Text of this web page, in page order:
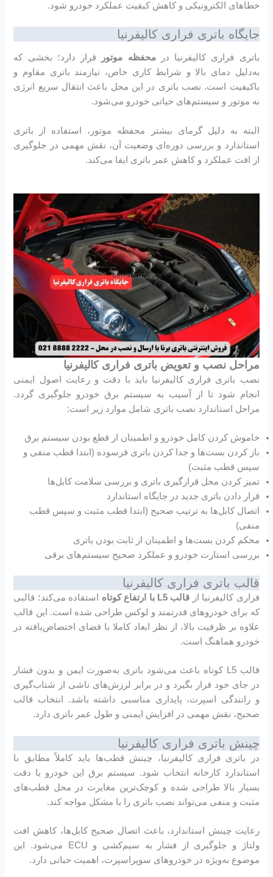
خطاهای الکترونیکی و کاهش کیفیت عملکرد خودرو شود.
جایگاه باتری فراری کالیفرنیا
باتری فراری کالیفرنیا درمحفظه موتور
قرار دارد؛ بخشی که
به‌دلیل دمای بالا و شرایط کاری خاص، نیازمند باتری مقاوم و
باکیفیت است. نصب باتری در این محل باعث انتقال سریع انرژی
به موتور و سیستم‌های حیاتی خودرو می‌شود.
البته به دلیل گرمای بیشتر محفظه موتور، استفاده از باتری
استاندارد و بررسی دوره‌ای وضعیت آن، نقش مهمی در جلوگیری
از افت عملکرد و کاهش عمر باتری ایفا می‌کند.
مراحل نصب و تعویض باتری فراری کالیفرنیا
نصب باتری فراری کالیفرنیا باید با دقت و رعایت اصول ایمنی
انجام شود تا از آسیب به سیستم برق خودرو جلوگیری گردد.
مراحل استاندارد نصب باتری شامل موارد زیر است:
خاموش کردن کامل خودرو و اطمینان از قطع بودن سیستم برق
باز کردن بست‌ها و جدا کردن باتری فرسوده (ابتدا قطب منفی و
سپس قطب مثبت)
تمیز کردن محل قرارگیری باتری و بررسی سلامت کابل‌ها
قرار دادن باتری جدید در جایگاه استاندارد
اتصال کابل‌ها به ترتیب صحیح (ابتدا قطب مثبت و سپس قطب
منفی)
محکم کردن بست‌ها و اطمینان از ثابت بودن باتری
بررسی استارت خودرو و عملکرد صحیح سیستم‌های برقی
قالب باتری فراری کالیفرنیا
فراری کالیفرنیا از قالب L5 با ارتفاع کوتاه
استفاده می‌کند؛ قالبی
که برای خودروهای قدرتمند و لوکس طراحی شده است. این قالب
علاوه بر ظرفیت بالا، از نظر ابعاد کاملا با فضای اختصاص‌یافته در
خودرو هماهنگ است.
قالب L5 کوتاه باعث می‌شود باتری به‌صورت ایمن و بدون فشار
در جای خود قرار بگیرد و در برابر لرزش‌های ناشی از شتاب‌گیری
و رانندگی اسپرت، پایداری مناسبی داشته باشد. انتخاب قالب
صحیح، نقش مهمی در افزایش ایمنی و طول عمر باتری دارد.
چینش باتری فراری کالیفرنیا
در باتری فراری کالیفرنیا، چینش قطب‌ها باید کاملاً مطابق با
استاندارد کارخانه انتخاب شود. سیستم برق این خودرو با دقت
بسیار بالا طراحی شده و کوچک‌ترین مغایرت در محل قطب‌های
مثبت و منفی می‌تواند نصب باتری را با مشکل مواجه کند.
رعایت چینش استاندارد، باعث اتصال صحیح کابل‌ها، کاهش افت
ولتاژ و جلوگیری از فشار به سیم‌کشی و ECU می‌شود. این
موضوع به‌ویژه در خودروهای سوپراسپرت، اهمیت حیاتی دارد.